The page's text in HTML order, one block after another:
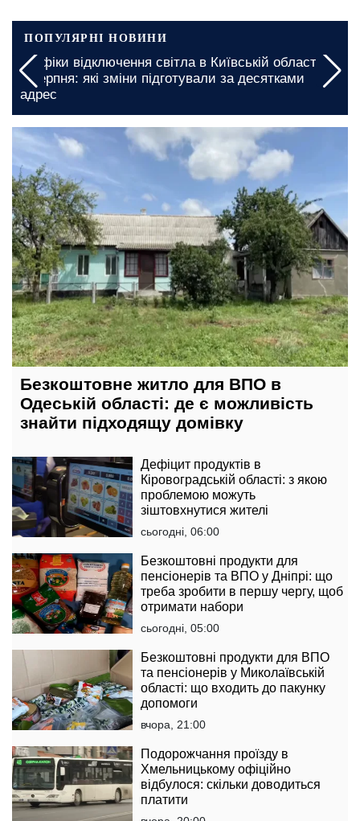
ПОПУЛЯРНІ НОВИНИ
області на
десятками
Миколаївську область закликали
графіки відключення світла на 5 та
сьогодні, 07:00
Безкоштовне житло для ВПО в
Одеській області: де є можливість
знайти підходящу домівку
Дефіцит продуктів в
Кіровоградській області: з якою
проблемою можуть
зіштовхнутися жителі
сьогодні, 06:00
Безкоштовні продукти для
пенсіонерів та ВПО у Дніпрі: що
треба зробити в першу чергу, щоб
отримати набори
сьогодні, 05:00
Безкоштовні продукти для ВПО
та пенсіонерів у Миколаївській
області: що входить до пакунку
допомоги
вчора, 21:00
Подорожчання проїзду в
Хмельницькому офіційно
відбулося: скільки доводиться
платити